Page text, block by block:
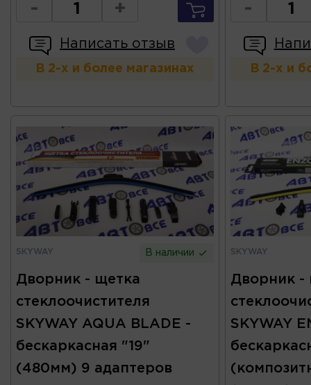
- +
Написать отзыв
В 2-х и более магазинах
-
В 2-х и
SKYWAY В наличии
Дворник - щетка
стеклоочистителя
SKYWAY AQUA BLADE -
бескаркасная "19"
(480мм) 9 адаптеров
SKYWAY
Дворник -
SKYWAY